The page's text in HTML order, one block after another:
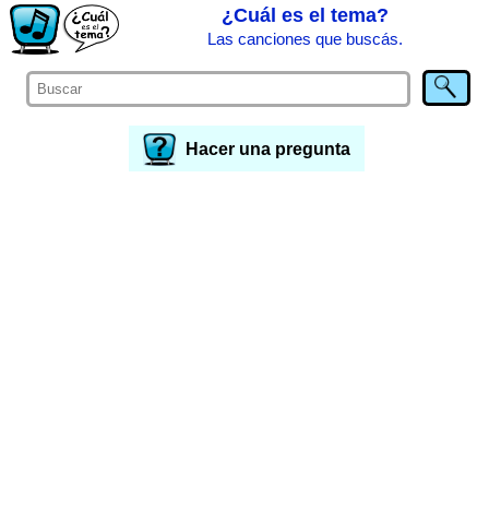
¿Cuál es el tema?
Las canciones que buscás.
Hacer una pregunta